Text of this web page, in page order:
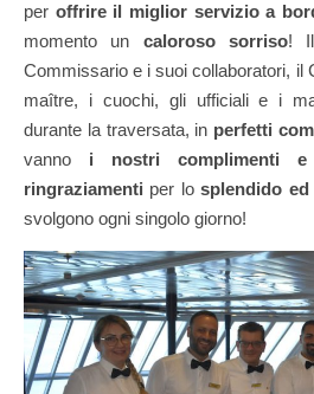
per offrire il miglior servizio a
momento un caloroso sorriso! Il
Commissario e i suoi collaboratori, il
maître, i cuochi, gli ufficiali e i
durante la traversata, in perfetti
vanno i nostri complimenti
ringraziamenti per losplendido
svolgono ogni singolo giorno!